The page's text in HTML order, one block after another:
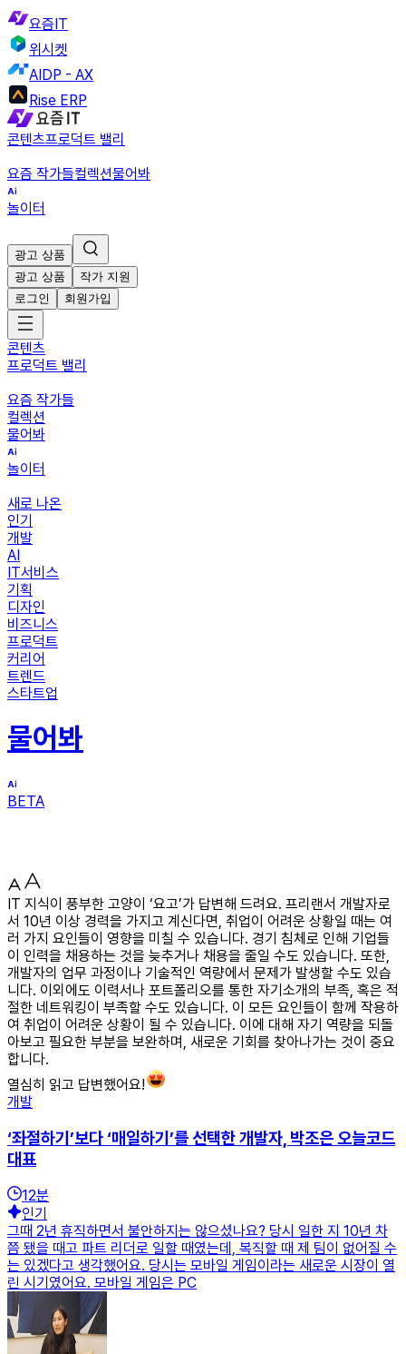
요즘IT
위시켓
AIDP - AX
Rise ERP
콘텐츠프로덕트 밸리
요즘 작가들컬렉션물어봐
놀이터
광고 상품
광고 상품
작가 지원
로그인
회원가입
콘텐츠
프로덕트 밸리
요즘 작가들
컬렉션
물어봐
놀이터
새로 나온
인기
개발
AI
IT서비스
기획
디자인
비즈니스
프로덕트
커리어
트렌드
스타트업
물어봐
BETA
IT 지식이 풍부한 고양이 ‘요고’가 답변해 드려요. 프리랜서 개발자로
서 10년 이상 경력을 가지고 계신다면, 취업이 어려운 상황일 때는 여
러 가지 요인들이 영향을 미칠 수 있습니다. 경기 침체로 인해 기업들
이 인력을 채용하는 것을 늦추거나 채용을 줄일 수도 있습니다. 또한,
개발자의 업무 과정이나 기술적인 역량에서 문제가 발생할 수도 있습
니다. 이외에도 이력서나 포트폴리오를 통한 자기소개의 부족, 혹은 적
절한 네트워킹이 부족할 수도 있습니다. 이 모든 요인들이 함께 작용하
여 취업이 어려운 상황이 될 수 있습니다. 이에 대해 자기 역량을 되돌
아보고 필요한 부분을 보완하며, 새로운 기회를 찾아나가는 것이 중요
합니다.
열심히 읽고 답변했어요!
개발
‘좌절하기’보다 ‘매일하기’를 선택한 개발자, 박조은 오늘코드
대표
12분
인기
그때 2년 휴직하면서 불안하지는 않으셨나요? 당시 일한 지 10년 차
쯤 됐을 때고 파트 리더로 일할 때였는데, 복직할 때 제 팀이 없어질 수
는 있겠다고 생각했어요. 당시는 모바일 게임이라는 새로운 시장이 열
린 시기였어요. 모바일 게임은 PC